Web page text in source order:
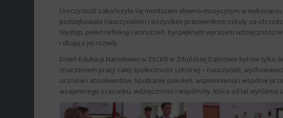
Uroczystość zakończyła się montażem słowno-muzycznym w
podziękowała nauczycielom i wszystkim pracownikom szkoły za ich
Występ, pełen refleksji i wzruszeń, był pięknym wyrazem wdzięczności
i dbają o jej rozwój.
Dzień Edukacji Narodowej w ZSCKR w Zduńskiej Dąbrowie był nie
znaczeniem pracy całej społeczności szkolnej – nauczycieli,
uczniów i absolwentów. Spotkanie pokoleń, wspomnienia i wspólne
wzajemnego szacunku, wdzięczności i wspólnoty, która od lat wyróżnia